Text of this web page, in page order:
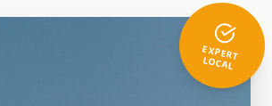
EXPERT
LOCAL